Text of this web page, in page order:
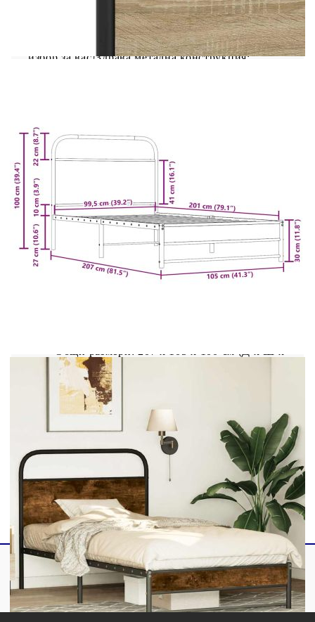
Ако търсите здрава рамка за легло за вашата
спалня, тогава тази класическа рамка за легло с
елегантен и непреходен дизайн е идеалният
избор за вас!Здрава метална конструкция:
осигуряващи стабилност, безопасност и
твърдост.Гъвкава табла: Тази рамка за легло се
предлага с табла, която осигурява отлична
опора за гърба, когато седите в леглото, за да
четете или гледате телевизия, като
същевременно служи и като декоративен
елемент.Решетъчна основа за оптимална опора:
Рамката на леглото е оборудвана с решетъчна
основа за опора и дишане на вашия
матрак.Добре е да се знае:Към това легло не е
включен матрак. Предлагаме разнообразие от
матраци. Можете да проверите нашия магазин
Свободна височина под леглото: 27 см
Размери на подходящ матрак: 100 x 200 см
(Ш x Д) (матракът не е включен)
С табла за глава
Необходим е монтаж